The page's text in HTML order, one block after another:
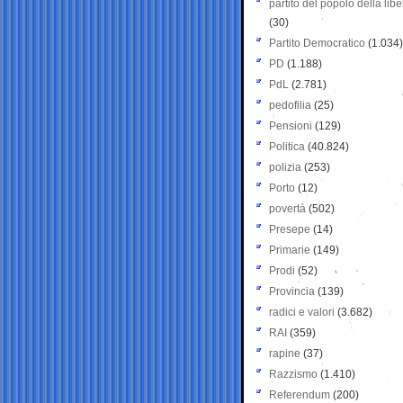
partito del popolo della
(30)
Partito Democratico (1.034)
PD (1.188)
PdL (2.781)
pedofilia (25)
Pensioni (129)
Politica (40.824)
polizia (253)
Porto (12)
povertà (502)
Presepe (14)
Primarie (149)
Prodi (52)
Provincia (139)
radici e valori (3.682)
RAI (359)
rapine (37)
Razzismo (1.410)
Referendum (200)